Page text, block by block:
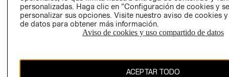
personalizadas. Haga clic en “Configuración de cookies y
personalizar sus opciones. Visite nuestro aviso de cookies
de datos para obtener más información.
Aviso de cookies y uso compartido de datos
ACEPTAR TODO